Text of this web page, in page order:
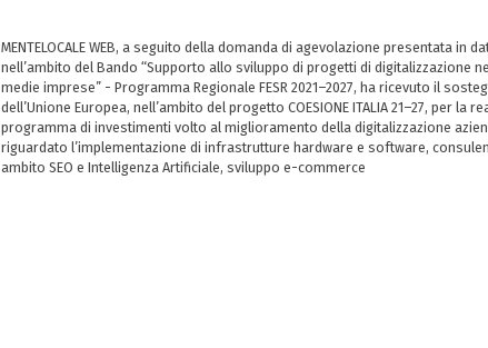
MENTELOCALE WEB, a seguito della domanda di agevolazione presentata in
nell’ambito del Bando “Supporto allo sviluppo di progetti di digitalizzazione
medie imprese” - Programma Regionale FESR 2021–2027, ha ricevuto il
dell’Unione Europea, nell’ambito del progetto COESIONE ITALIA 21–27, per la
programma di investimenti volto al miglioramento della digitalizzazione
riguardato l’implementazione di infrastrutture hardware e software,
ambito SEO e Intelligenza Artificiale, sviluppo e-commerce